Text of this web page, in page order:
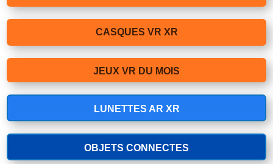
CASQUES VR XR
JEUX VR DU MOIS
LUNETTES AR XR
OBJETS CONNECTES